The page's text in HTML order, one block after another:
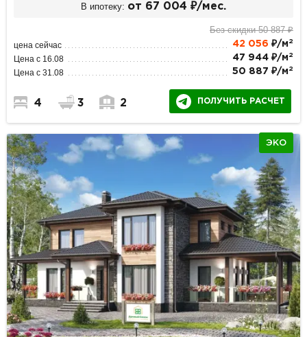
В ипотеку: от 67 004 ₽/мес.
Без скидки 50 887 ₽
цена сейчас 42 056 ₽/м 2
Цена с 16.08 47 944 ₽/м 2
Цена с 31.08 50 887 ₽/м 2
4 3 2 ПОЛУЧИТЬ РАСЧЕТ
ЭКО